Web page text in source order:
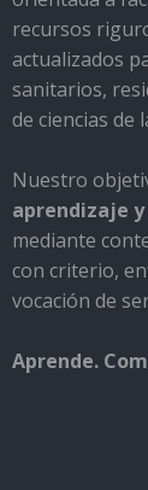
recursos
actualizados
sanitarios,
de ciencias de
Nuestro
aprendizaje
mediante
con criterio,
vocación de
Aprende.